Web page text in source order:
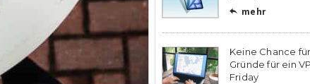
 mehr
Keine Chance
Gründe für ein
Friday